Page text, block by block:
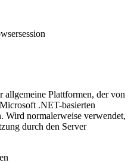
allgemeine Plattformen, der von
.NET-basierten
Wird normalerweise verwendet,
durch den Server